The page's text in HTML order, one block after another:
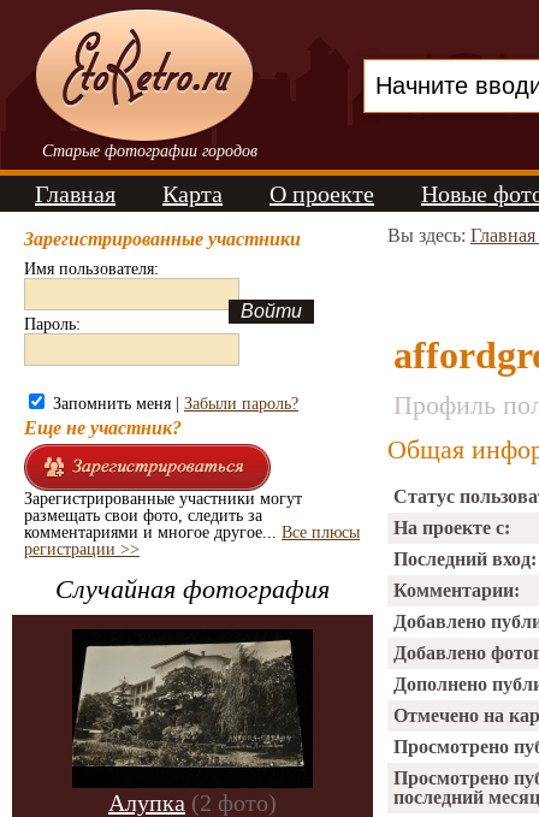
Старые фотографии городов
Главная Карта О проекте Новые
Зарегистрированные участники
Имя пользователя:
Пароль:
Запомнить меня | Забыли пароль?
Еще не участник?
Зарегистрированные участники могут
размещать свои фото, следить за
комментариями и многое другое... Все плюсы
регистрации >>
Случайная фотография
Алупка (2 фото)
Вы здесь:
Профиль
Общая
Статус
На проекте с:
Последний вход:
Комментарии:
Добавлено
Добавлено
Дополнено
Отмечено на
Просмотрено
Просмотрено
последний